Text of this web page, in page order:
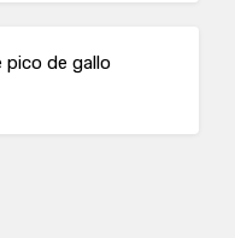
pico de gallo